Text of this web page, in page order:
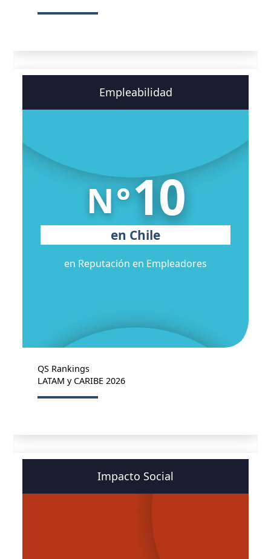
Empleabilidad
N°10
en Chile
en Reputación en Empleadores
QS Rankings
LATAM y CARIBE 2026
Impacto Social